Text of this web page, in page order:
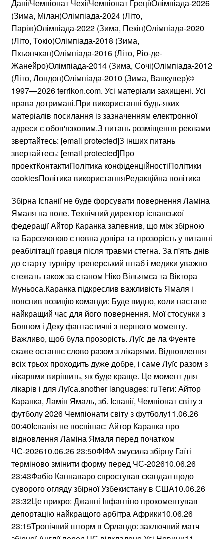
ДаніїЧемпіонат ЧехіїЧемпіонат ГреціїОлімпіада-2026
(Зима, Мілан)Олімпіада-2024 (Літо,
Паріж)Олімпіада-2022 (Зима, Пекін)Олімпіада-2020
(Літо, Токіо)Олімпіада-2018 (Зима,
Пхьончхан)Олімпіада-2016 (Літо, Ріо-де-
Жанейро)Олімпіада-2014 (Зима, Сочі)Олімпіада-2012
(Літо, Лондон)Олімпіада-2010 (Зима, Ванкувер)©
1997—2026 terrikon.com. Усі матеріали захищені. Усі
права дотримані.При використанні будь-яких
матеріалів посилання із зазначенням електронної
адреси є обов'язковим.З питань розміщення реклами
звертайтесь: [email protected]З інших питань
звертайтесь: [email protected]Про
проектКонтактиПолітика конфіденційностіПолітики
cookiesПолітика використанняРедакційна політика
Збірна Іспанії не буде форсувати повернення Ламіна
Ямаля на поле. Технічний директор іспанської
федерації Айтор Каранка запевнив, що між збірною
та Барселоною є повна довіра та прозорість у питанні
реабілітації гравця після травми стегна. За п'ять днів
до старту турніру тренерський штаб і медики уважно
стежать також за станом Ніко Вільямса та Віктора
Муньоса.Каранка підкреслив важливість Ямаля і
пояснив позицію команди: Буде видно, коли настане
найкращий час для його повернення. Мої стосунки з
Бояном і Деку фантастичні з першого моменту.
Важливо, щоб була прозорість. Луїс де ла Фуенте
скаже останнє слово разом з лікарями. Відновлення
всіх трьох проходить дуже добре, і саме Луїс разом з
лікарями вирішить, як буде краще. Це момент для
лікарів і для Луїса.another languages: ruТеги: Айтор
Каранка, Ламін Ямаль, зб. Іспанії, Чемпіонат світу з
футболу 2026 Чемпіонати світу з футболу11.06.26
00:40Іспанія не поспішає: Айтор Каранка про
відновлення Ламіна Ямаля перед початком
ЧС-202610.06.26 23:50ФІФА змусила збірну Гаїті
терміново змінити форму перед ЧС-202610.06.26
23:43Фабіо Каннаваро спростував скандал щодо
суворого огляду збірної Узбекистану в США10.06.26
23:32Це прикро: Джанні Інфантіно прокоментував
депортацію найкращого арбітра Африки10.06.26
23:15Тропічний шторм в Орландо: заключний матч